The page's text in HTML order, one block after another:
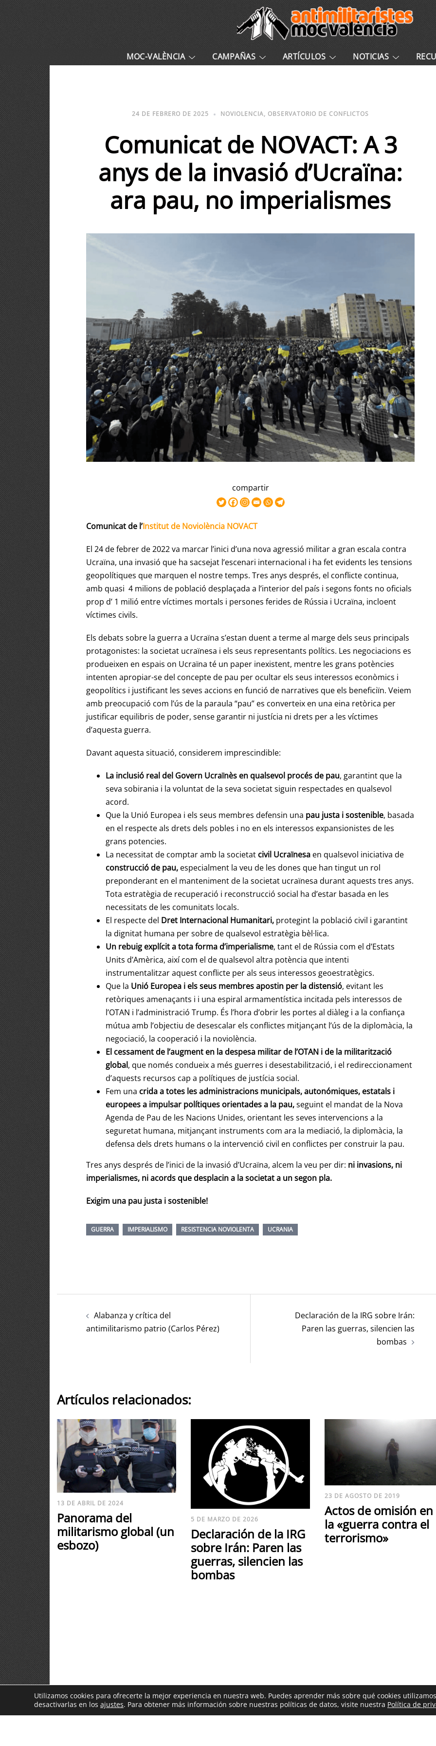
MOC-VALÈNCIA CAMPAÑAS ARTÍCULOS NOTICIAS
24 DE FEBRERO DE 2025 NOVIOLENCIA, OBSERVATORIO DE CONFLICTOS
Comunicat de NOVACT: A 3
anys de la invasió d’Ucraïna:
ara pau, no imperialismes
compartir
Comunicat de l’Institut de Noviolència NOVACT
El 24 de febrer de 2022 va marcar l’inici d’una nova agressió militar a gran escala contra
Ucraïna, una invasió que ha sacsejat l’escenari internacional i ha fet evidents les tensions
geopolítiques que marquen el nostre temps. Tres anys després, el conflicte continua,
amb quasi 4 milions de població desplaçada a l’interior del país i segons fonts no oficials
prop d’ 1 milió entre víctimes mortals i persones ferides de Rússia i Ucraïna, incloent
víctimes civils.
Els debats sobre la guerra a Ucraïna s’estan duent a terme al marge dels seus principals
protagonistes: la societat ucraïnesa i els seus representants polítics. Les negociacions es
produeixen en espais on Ucraïna té un paper inexistent, mentre les grans potències
intenten apropiar-se del concepte de pau per ocultar els seus interessos econòmics i
geopolítics i justificant les seves accions en funció de narratives que els beneficiïn. Veiem
amb preocupació com l’ús de la paraula “pau” es converteix en una eina retòrica per
justificar equilibris de poder, sense garantir ni justícia ni drets per a les víctimes
d’aquesta guerra.
Davant aquesta situació, considerem imprescindible:
La inclusió real del Govern Ucraïnès en qualsevol procés de pau, garantint que la
seva sobirania i la voluntat de la seva societat siguin respectades en qualsevol
acord.
Que la Unió Europea i els seus membres defensin una pau justa i sostenible, basada
en el respecte als drets dels pobles i no en els interessos expansionistes de les
grans potencies.
La necessitat de comptar amb la societat civil Ucraïnesa en qualsevol iniciativa de
construcció de pau, especialment la veu de les dones que han tingut un rol
preponderant en el manteniment de la societat ucraïnesa durant aquests tres anys.
Tota estratègia de recuperació i reconstrucció social ha d’estar basada en les
necessitats de les comunitats locals.
El respecte del Dret Internacional Humanitari, protegint la població civil i garantint
la dignitat humana per sobre de qualsevol estratègia bèl·lica.
Un rebuig explícit a tota forma d’imperialisme, tant el de Rússia com el d’Estats
Units d’Amèrica, així com el de qualsevol altra potència que intenti
instrumentalitzar aquest conflicte per als seus interessos geoestratègics.
Que la Unió Europea i els seus membres apostin per la distensió, evitant les
retòriques amenaçants i i una espiral armamentística incitada pels interessos de
l’OTAN i l’administració Trump. És l’hora d’obrir les portes al diàleg i a la confiança
mútua amb l’objectiu de desescalar els conflictes mitjançant l’ús de la diplomàcia, la
negociació, la cooperació i la noviolència.
El cessament de l’augment en la despesa militar de l’OTAN i de la militarització
global, que només condueix a més guerres i desestabilització, i el redireccionament
d’aquests recursos cap a polítiques de justícia social.
Fem una crida a totes les administracions municipals, autonómiques, estatals i
europees a impulsar polítiques orientades a la pau,seguint el mandat de la Nova
Agenda de Pau de les Nacions Unides, orientant les seves intervencions a la
seguretat humana, mitjançant instruments com ara la mediació, la diplomàcia, la
defensa dels drets humans o la intervenció civil en conflictes per construir la pau.
Tres anys després de l’inici de la invasió d’Ucraïna, alcem la veu per dir: ni invasions, ni
imperialismes, ni acords que desplacin a la societat a un segon pla.
Exigim una pau justa i sostenible!
GUERRA IMPERIALISMO RESISTENCIA NOVIOLENTA UCRANIA
Alabanza y crítica del
antimilitarismo patrio (Carlos Pérez)
Declaración de la IRG sobre Irán:
Paren las guerras, silencien las
bombas
Artículos relacionados:
13 DE ABRIL DE 2024
Panorama del
militarismo global (un
esbozo)
5 DE MARZO DE 2026
Declaración de la IRG
sobre Irán: Paren las
guerras, silencien las
bombas
23 DE AGOSTO DE 2019
Actos de omisión en
la «guerra contra el
terrorismo»
Utilizamos cookies para ofrecerte la mejor experiencia en nuestra web. Puedes aprender más sobre qué cookies
desactivarlas en los ajustes. Para obtener más información sobre nuestras políticas de datos, visite nuestra Política de